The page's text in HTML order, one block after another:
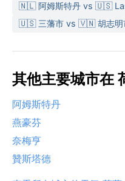
🇳🇱 阿姆斯特丹 vs 🇺🇸
🇺🇸 三藩市 vs 🇻🇳 胡志明
其他主要城市
阿姆斯特丹
燕豪芬
奈梅亨
贊斯塔德